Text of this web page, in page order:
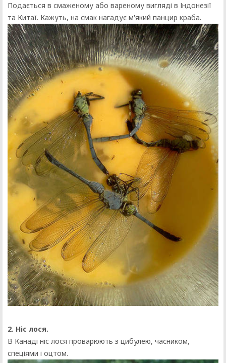
Подається в смаженому або вареному вигляді в Індонезії
та Китаї. Кажуть, на смак нагадує м'який панцир краба.
2. Ніс лося.
В Канаді ніс лося проварюють з цибулею, часником,
спеціями і оцтом.